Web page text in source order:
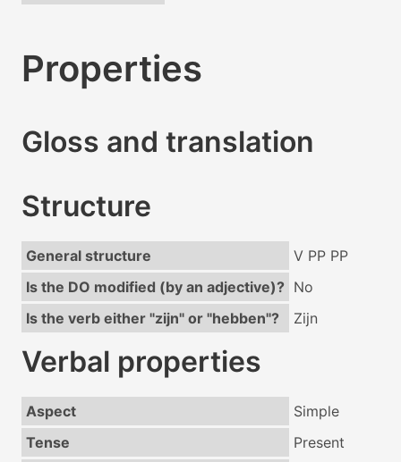
Properties
Gloss and translation
Structure
General structure
V PP PP
Is the DO modified (by an adjective)? No
Is the verb either "zijn" or "hebben"?
Zijn
Verbal properties
Aspect
Simple
Tense
Present